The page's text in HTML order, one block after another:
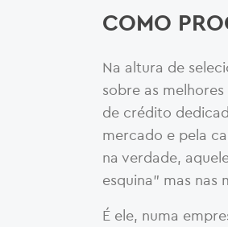
COMO
Na altura de
sobre as
de crédito
mercado e pela
na verdade,
esquina” mas
É ele, numa